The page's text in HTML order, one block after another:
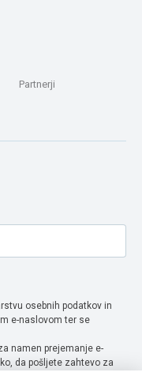
Partnerji
osebnih podatkov in
e-naslovom ter se
namen prejemanje e-
da pošljete zahtevo za